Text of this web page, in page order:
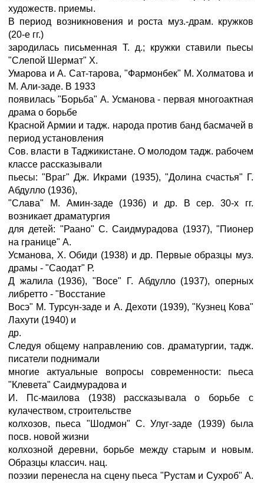
художеств. приемы.
В период возникновения и роста муз.-драм. кружков
(20-е гг.)
зародилась письменная Т. д.; кружки ставили пьесы
"Слепой Шермат" X.
Умарова и А. Сат-тарова, "Фармонбек" М. Холматова и
М. Али-заде. В 1933
появилась "Борьба" А. Усманова - первая многоактная
драма о борьбе
Красной Армии и тадж. народа против банд басмачей в
период установления
Сов. власти в Таджикистане. О молодом тадж. рабочем
классе рассказывали
пьесы: "Враг" Дж. Икрами (1935), "Долина счастья" Г.
Абдулло (1936),
"Слава" М. Амин-заде (1936) и др. В сер. 30-х гг.
возникает драматургия
для детей: "Раано" С. Саидмурадова (1937), "Пионер
на границе" А.
Усманова, X. Обиди (1938) и др. Первые образцы муз.
драмы - "Саодат" Р.
Д жалила (1936), "Восе" Г. Абдулло (1937), оперных
либретто - "Восстание
Восэ" М. Турсун-заде и А. Дехоти (1939), "Кузнец Кова"
Лахути (1940) и
др.
Следуя общему направлению сов. драматургии, тадж.
писатели поднимали
многие актуальные вопросы современности: пьеса
"Клевета" Саидмурадова и
И. Пс-маилова (1938) рассказывала о борьбе с
кулачеством, строительстве
колхозов, пьеса "Шодмон" С. Улуг-заде (1939) была
посв. новой жизни
колхозной деревни, борьбе между старым и новым.
Образцы классич. нац.
поэзии перенесла на сцену пьеса "Рустам и Сухроб" А.